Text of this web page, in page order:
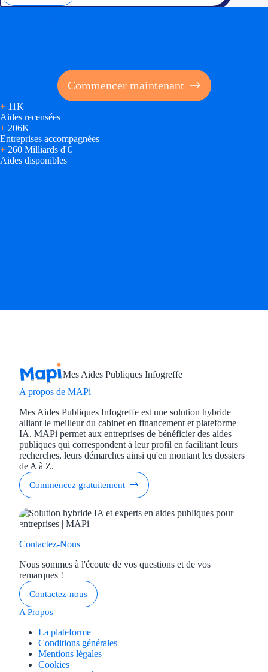
Commencer maintenant
+ 11K
Aides recensées
+ 206K
Entreprises accompagnées
+ 260 Milliards d'€
Aides disponibles
Mes Aides Publiques Infogreffe
A propos de MAPi
Mes Aides Publiques Infogreffe est une solution hybride
alliant le meilleur du cabinet en financement et plateforme
IA. MAPi permet aux entreprises de bénéficier des aides
publiques qui correspondent à leur profil en facilitant leurs
recherches, leurs démarches ainsi qu'en montant les dossiers
de A à Z.
Commencez gratuitement
Contactez-Nous
Nous sommes à l'écoute de vos questions et de vos
remarques !
Contactez-nous
A Propos
La plateforme
Conditions générales
Mentions légales
Cookies